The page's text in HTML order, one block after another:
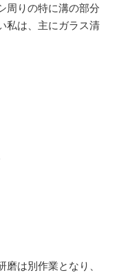
周りの特に溝の部分
私は、主にガラス清
は別作業となり、